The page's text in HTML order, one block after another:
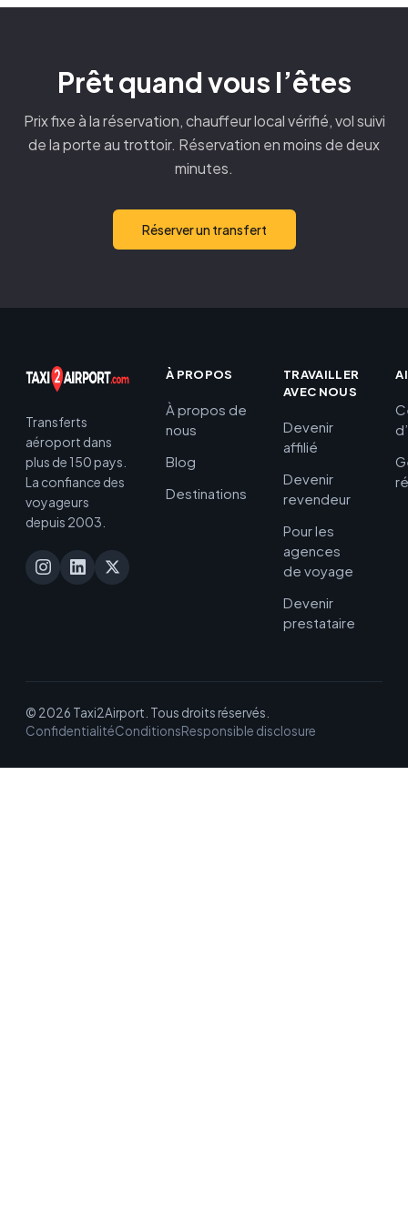
Prêt quand vous l’êtes
Prix fixe à la réservation, chauffeur local vérifié, vol suivi
de la porte au trottoir. Réservation en moins de deux
minutes.
Réserver un transfert
Transferts
aéroport dans
plus de 150 pays.
La confiance des
voyageurs
depuis 2003.
À PROPOS
À propos de
nous
Blog
Destinations
TRAVAILLER
AVEC NOUS
Devenir
affilié
Devenir
revendeur
Pour les
agences
de voyage
Devenir
prestataire
© 2026 Taxi2Airport. Tous droits réservés.
ConfidentialitéConditionsResponsible disclosure